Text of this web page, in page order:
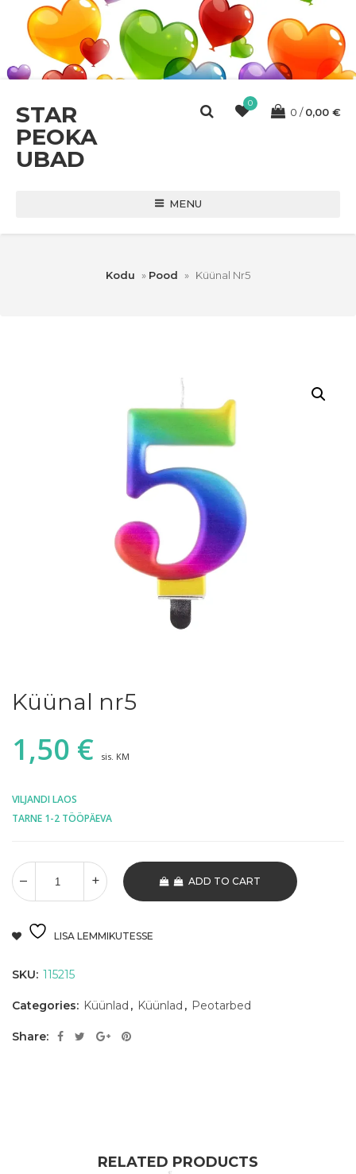
STAR
PEOKA
UBAD
0
0 0,00 €
MENU
Kodu » Pood » Küünal Nr5
Küünal nr5
1,50 € sis. KM
VILJANDI LAOS
TARNE 1-2 TÖÖPÄEVA
ADD TO CART
LISA LEMMIKUTESSE
SKU: 115215
Categories: Küünlad , Küünlad , Peotarbed
Share:
RELATED PRODUCTS